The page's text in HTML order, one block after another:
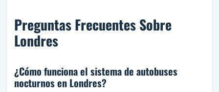
Preguntas Frecuentes Sobre
Londres
¿Cómo funciona el sistema de autobuses
nocturnos en Londres?